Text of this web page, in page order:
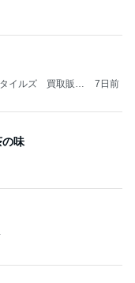
イルズ 買取販売
7日前
の味